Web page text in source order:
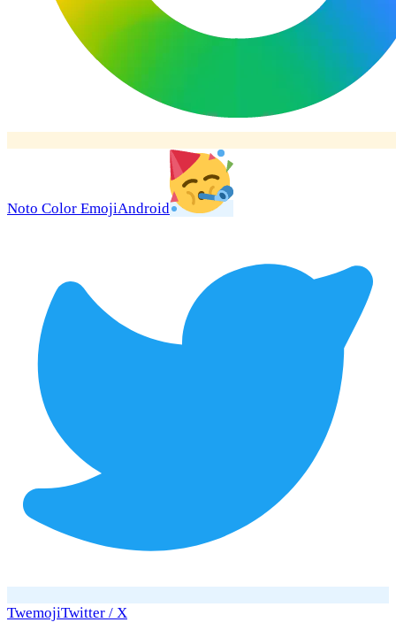
Noto Color EmojiAndroid
TwemojiTwitter / X